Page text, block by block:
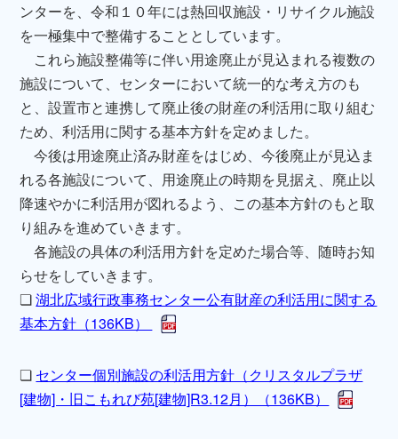
ンターを、令和１０年には熱回収施設・リサイクル施設
を一極集中で整備することとしています。
これら施設整備等に伴い用途廃止が見込まれる複数の
施設について、センターにおいて統一的な考え方のも
と、設置市と連携して廃止後の財産の利活用に取り組む
ため、利活用に関する基本方針を定めました。
今後は用途廃止済み財産をはじめ、今後廃止が見込ま
れる各施設について、用途廃止の時期を見据え、廃止以
降速やかに利活用が図れるよう、この基本方針のもと取
り組みを進めていきます。
各施設の具体の利活用方針を定めた場合等、随時お知
らせをしていきます。
❏湖北広域行政事務センター公有財産の利活用に関する
基本方針（136KB）
❏ センター個別施設の利活用方針（クリスタルプラザ
[建物]・旧こもれび苑[建物]R3.12月）（136KB）